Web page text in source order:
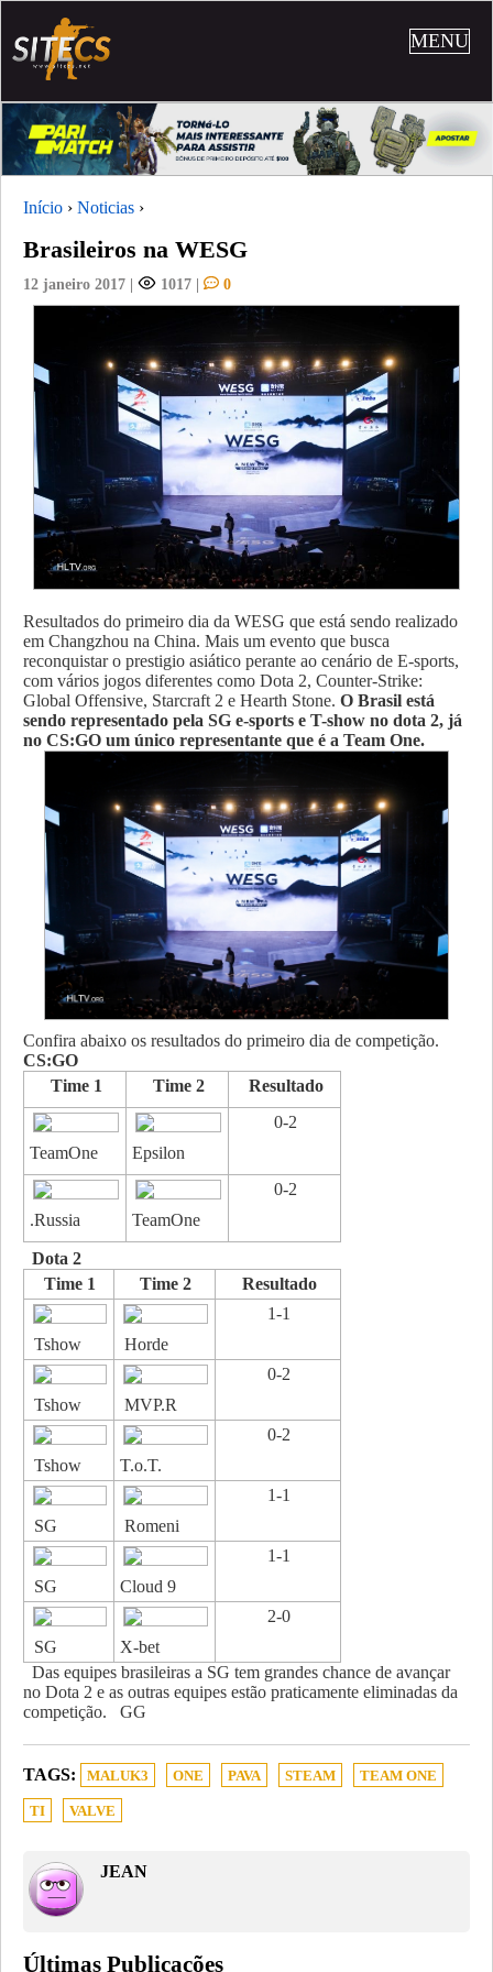
MENU
Início › Noticias ›
Brasileiros na WESG
12 janeiro 2017 | 1017 | 0
Resultados do primeiro dia da WESG que está sendo realizado
em Changzhou na China. Mais um evento que busca
reconquistar o prestigio asiático perante ao cenário de E-sports,
com vários jogos diferentes como Dota 2, Counter-Strike:
Global Offensive, Starcraft 2 e Hearth Stone. O Brasil está
sendo representado pela SG e-sports e T-show no dota 2, já
no CS:GO um único representante que é a Team One.
Confira abaixo os resultados do primeiro dia de competição.
CS:GO
Time 1
Time 2 Resultado
TeamOne Epsilon
0-2
.Russia TeamOne
0-2
Dota 2
Time 1
Time 2 Resultado
Tshow Horde
1-1
Tshow MVP.R
0-2
Tshow T.o.T.
0-2
SG Romeni
1-1
SG Cloud 9
1-1
SG X-bet
2-0
Das equipes brasileiras a SG tem grandes chance de avançar
no Dota 2 e as outras equipes estão praticamente eliminadas da
competição. GG
TAGS: MALUK3 ONE PAVA STEAM TEAM ONE
TI VALVE
JEAN
Últimas Publicações